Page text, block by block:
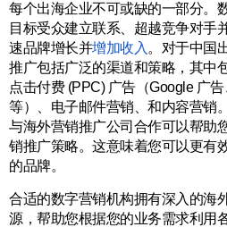
每个出海企业不可或缺的一部分。
目标受众建立联系、超越竞争对手
速品牌增长并增加收入。 对于中国
推广包括广泛的渠道和策略，其中
点击付费 (PPC) 广告（Google 广
等）、电子邮件营销、和内容营销
与海外营销推广公司合作可以帮助
销推广策略。这意味着您可以更有
的品牌。
合适的数字营销机构拥有深入的海
源，帮助您根据您的业务需求利用